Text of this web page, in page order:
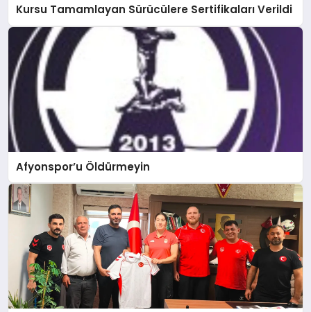
Kursu Tamamlayan Sürücülere Sertifikaları Verildi
Afyonspor’u Öldürmeyin